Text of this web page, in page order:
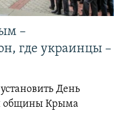
–
где украинцы –
День
общины Крыма